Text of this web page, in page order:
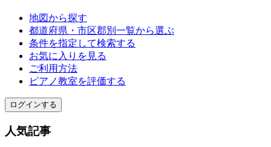
地図から探す
都道府県・市区郡別一覧から選ぶ
条件を指定して検索する
お気に入りを見る
ご利用方法
ピアノ教室を評価する
ログインする
人気記事